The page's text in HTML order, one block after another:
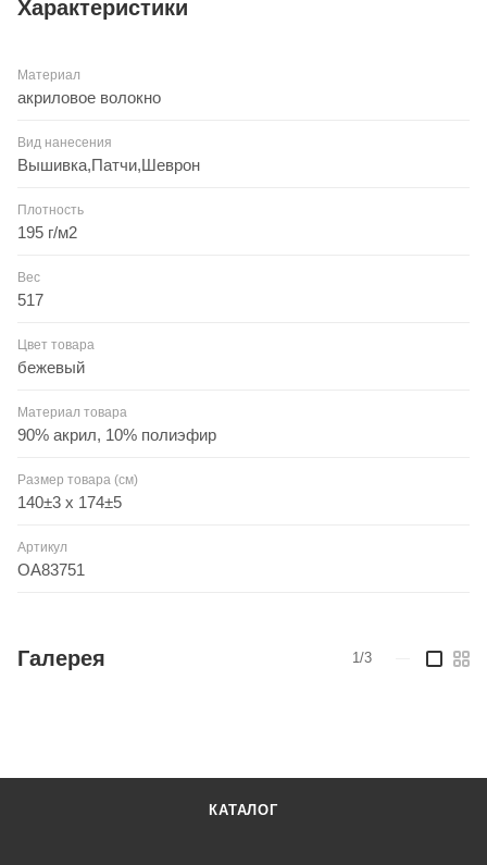
Характеристики
Материал
акриловое волокно
Вид нанесения
Вышивка,Патчи,Шеврон
Плотность
195 г/м2
Вес
517
Цвет товара
бежевый
Материал товара
90% акрил, 10% полиэфир
Размер товара (см)
140±3 х 174±5
Артикул
OA83751
Галерея 1/3
КАТАЛОГ